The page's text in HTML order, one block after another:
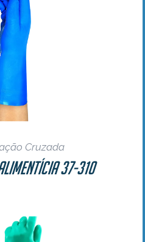
Cruzada
37-310